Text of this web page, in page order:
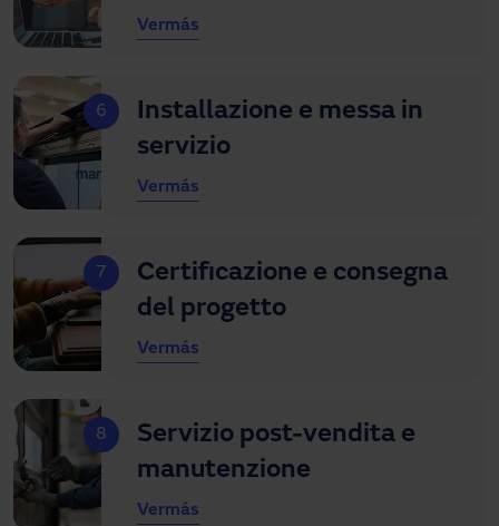
Vermás
6
Installazione e messa in
servizio
Vermás
7
Certificazione e consegna
del progetto
Vermás
8
Servizio post-vendita e
manutenzione
Vermás